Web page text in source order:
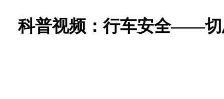
科普视频：行车安全——切